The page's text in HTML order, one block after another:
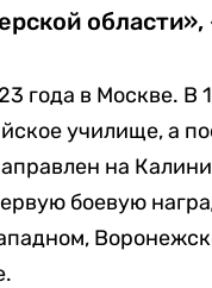
года в Москве. В
училище, а
на
боевую